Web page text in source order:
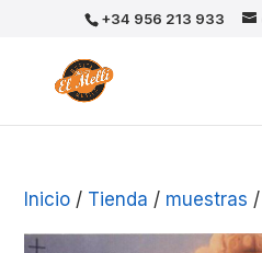
+34 956 213 933
Inicio / Tienda / muestras